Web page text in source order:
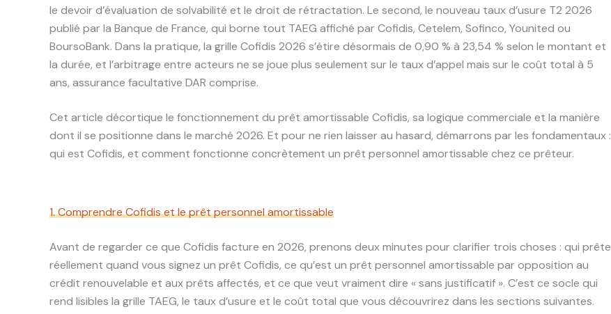
le devoir d’évaluation de solvabilité et le droit de rétractation. Le second, le nouveau taux d’usure T2 2026
publié par la Banque de France, qui borne tout TAEG affiché par Cofidis, Cetelem, Sofinco, Younited ou
BoursoBank. Dans la pratique, la grille Cofidis 2026 s’étire désormais de 0,90 % à 23,54 % selon le montant et
la durée, et l’arbitrage entre acteurs ne se joue plus seulement sur le taux d’appel mais sur le coût total à 5
ans, assurance facultative DAR comprise.
Cet article décortique le fonctionnement du prêt amortissable Cofidis, sa logique commerciale et la manière
dont il se positionne dans le marché 2026. Et pour ne rien laisser au hasard, démarrons par les fondamentaux :
qui est Cofidis, et comment fonctionne concrètement un prêt personnel amortissable chez ce prêteur.
1. Comprendre Cofidis et le prêt personnel amortissable
Avant de regarder ce que Cofidis facture en 2026, prenons deux minutes pour clarifier trois choses : qui prête
réellement quand vous signez un prêt Cofidis, ce qu’est un prêt personnel amortissable par opposition au
crédit renouvelable et aux prêts affectés, et ce que veut vraiment dire « sans justificatif ». C’est ce socle qui
rend lisibles la grille TAEG, le taux d’usure et le coût total que vous découvrirez dans les sections suivantes.